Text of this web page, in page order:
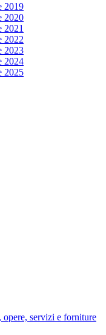
2019
2020
2021
2022
2023
2024
2025
servizi e forniture